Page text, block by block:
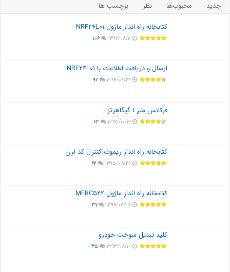
جدید محبوب‌ها نظر
برچسب ها
کتابخانه راه انداز ماژول NRF۲۴L۰۱
۱۳۹۴/۰۸/۱۱ ۱۰۶
ارسال و دریافت اطلاعات با NRF۲۴L۰۱
۱۳۹۴/۰۹/۲۲ ۹۲
فرکانس متر ۱ گیگاهرتز
۱۳۹۵/۱۰/۱۲ ۶۳
کتابخانه راه انداز ریموت کنترل کد لرن
۱۳۹۵/۰۸/۲۹ ۶۲
کتابخانه راه انداز ماژول MFRC۵۲۲
۱۳۹۴/۰۲/۲۸ ۳۷
کلید تبدیل سوخت خودرو
۱۳۹۳/۰۸/۱۰ ۳۵